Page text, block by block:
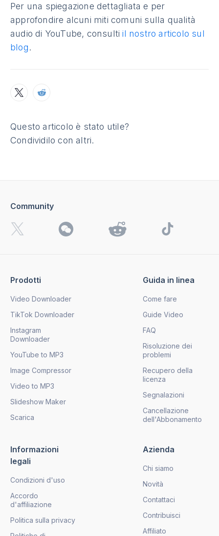
Per una spiegazione dettagliata e per
approfondire alcuni miti comuni sulla qualità
audio di YouTube, consultiil nostro articolo sul
blog.
Questo articolo è stato utile?
Condividilo con altri.
Prodotti
Video Downloader
TikTok Downloader
Instagram
Downloader
YouTube to MP3
Image Compressor
Video to MP3
Slideshow Maker
Scarica
Guida in linea
Come fare
Guide Video
FAQ
Risoluzione dei
problemi
Recupero della
licenza
Segnalazioni
Cancellazione
dell'Abbonamento
Informazioni
legali
Condizioni d'uso
Accordo
d'affiliazione
Politica sulla privacy
Azienda
Chi siamo
Novità
Contattaci
Contribuisci
Affiliato
Community